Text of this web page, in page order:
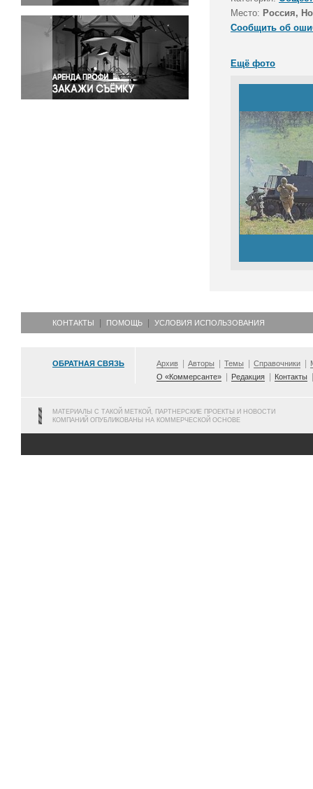
Светская жизнь
Спорт
Экология
Экономика и бизнес
Место: Россия,
Сообщить об
Ещё фото
КОНТАКТЫ ПОМОЩЬ УСЛОВИЯ ИСПОЛЬЗОВАНИЯ
ОБРАТНАЯ СВЯЗЬ Архив Авторы Темы Справочники
О «Коммерсанте»
Редакция Контакты
МАТЕРИАЛЫ С ТАКОЙ МЕТКОЙ, ПАРТНЕРСКИЕ ПРОЕКТЫ И НОВОСТИ
КОМПАНИЙ ОПУБЛИКОВАНЫ НА КОММЕРЧЕСКОЙ ОСНОВЕ